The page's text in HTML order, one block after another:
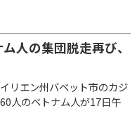
人の集団脱走再び、
リエン州バベット市のカジ
人のベトナム人が17日午